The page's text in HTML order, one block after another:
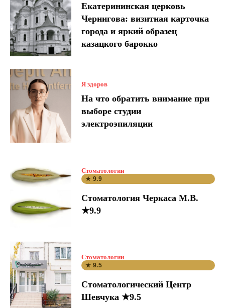
Екатерининская церковь
Чернигова: визитная карточка
города и яркий образец
казацкого барокко
Я здоров
На что обратить внимание при
выборе студии
электроэпиляции
Стоматологии
★ 9.9
Стоматология Черкаса М.В.
★9.9
Стоматологии
★ 9.5
Стоматологический Центр
Шевчука ★9.5